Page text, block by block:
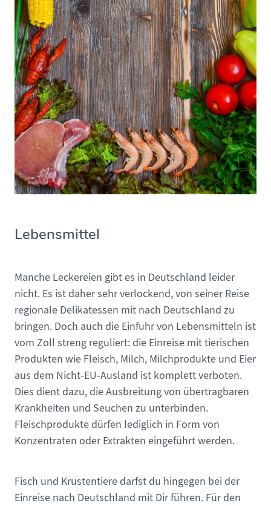
Lebensmittel
Manche Leckereien gibt es in Deutschland leider
nicht. Es ist daher sehr verlockend, von seiner Reise
regionale Delikatessen mit nach Deutschland zu
bringen. Doch auch die Einfuhr von Lebensmitteln ist
vom Zoll streng reguliert: die Einreise mit tierischen
Produkten wie Fleisch, Milch, Milchprodukte und Eier
aus dem Nicht-EU-Ausland ist komplett verboten.
Dies dient dazu, die Ausbreitung von übertragbaren
Krankheiten und Seuchen zu unterbinden.
Fleischprodukte dürfen lediglich in Form von
Konzentraten oder Extrakten eingeführt werden.
Fisch und Krustentiere darfst du hingegen bei der
Einreise nach Deutschland mit Dir führen. Für den